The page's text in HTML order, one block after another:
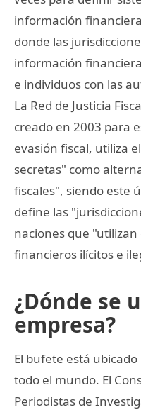
información
donde las
información
e individuos con las
La Red de Justicia
creado en 2003 para
evasión fiscal, utiliza
secretas" como
fiscales", siendo este
define las
naciones que
financieros ilícitos e
¿Dónde se
empresa?
El bufete está
todo el mundo. El
Periodistas de